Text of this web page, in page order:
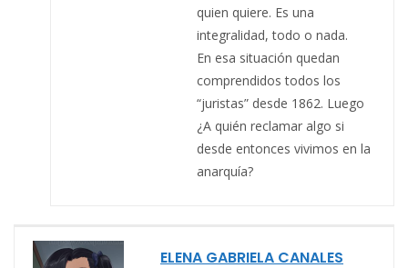
quien quiere. Es una
integralidad, todo o nada.
En esa situación quedan
comprendidos todos los
“juristas” desde 1862. Luego
¿A quién reclamar algo si
desde entonces vivimos en la
anarquía?
ELENA GABRIELA CANALES